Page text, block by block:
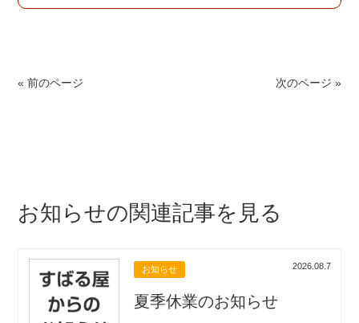
« 前のページ 次のページ »
お知らせの関連記事を見る
お知らせ 2026.08.7
夏季休業のお知らせ